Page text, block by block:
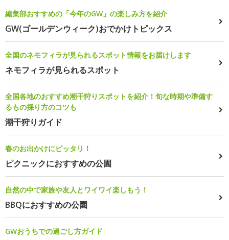
編集部おすすめの「今年のGW」の楽しみ方を紹介
GW(ゴールデンウィーク)おでかけトピックス
全国のネモフィラが見られるスポット情報をお届けします
ネモフィラが見られるスポット
全国各地のおすすめ潮干狩りスポットを紹介！旬な時期や準備す
るもの採り方のコツも
潮干狩りガイド
春のお出かけにピッタリ！
ピクニックにおすすめの公園
自然の中で家族や友人とワイワイ楽しもう！
BBQにおすすめの公園
GWおうちでの過ごし方ガイド